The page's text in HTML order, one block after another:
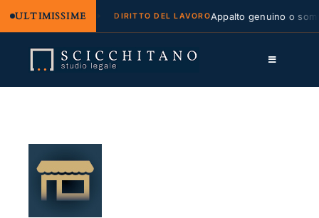
ULTIMISSIME
e regresso DIRITTO DEL LAVOROAppalto genuino o
contenuto
Toggle
Servizi
Approfondimenti